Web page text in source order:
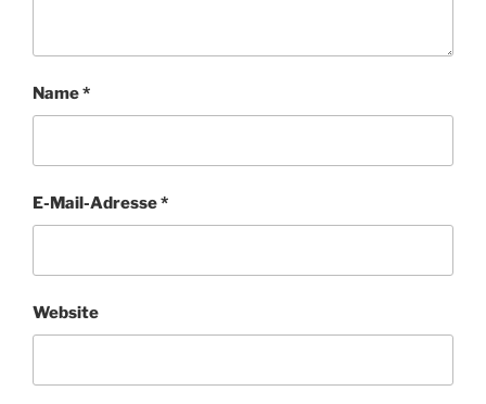
Name*
E-Mail-Adresse*
Website